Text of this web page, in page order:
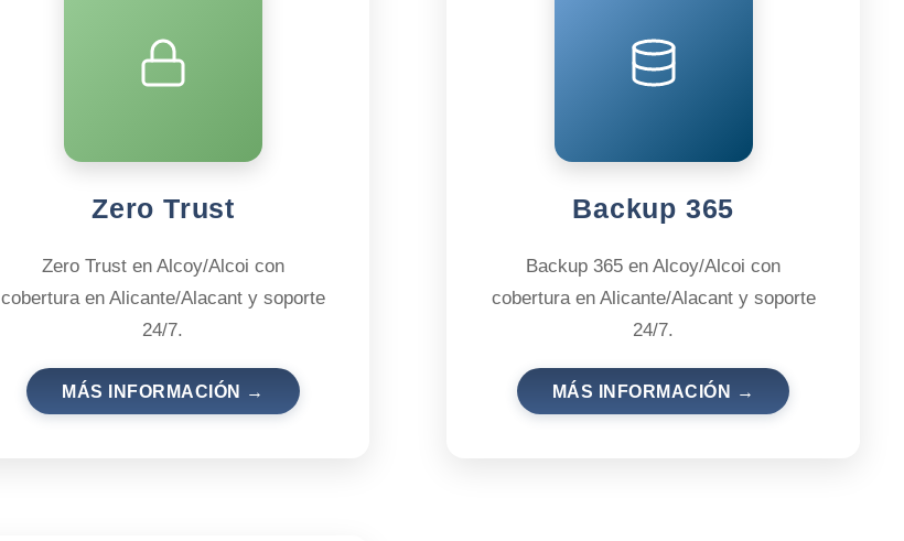
Zero Trust
Zero Trust en Alcoy/Alcoi con
cobertura en Alicante/Alacant y soporte
24/7.
MÁS INFORMACIÓN →
Backup 365
Backup 365 en Alcoy/Alcoi con
cobertura en Alicante/Alacant y soporte
24/7.
MÁS INFORMACIÓN →